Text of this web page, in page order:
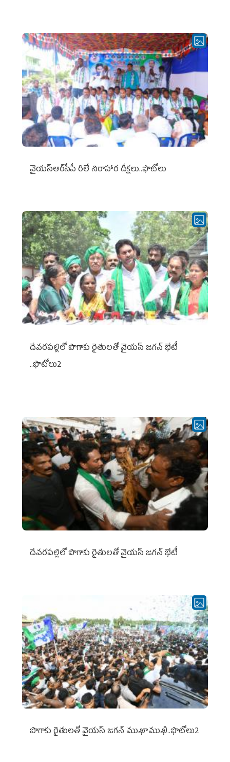
వైయ‌స్ఆర్‌సీపీ రిలే నిరాహార దీక్షలు..ఫొటోలు
దేవరపల్లిలో పొగాకు రైతులతో వైయస్ జగన్ భేటీ
..ఫొటోలు2
దేవరపల్లిలో పొగాకు రైతులతో వైయస్ జగన్ భేటీ
పొగాకు రైతుల‌తో వైయ‌స్ జ‌గ‌న్ ముఖాముఖి..ఫొటోలు2